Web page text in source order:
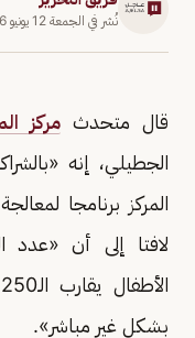
نُشر في الجمعة 12 يونيو 2026
قال متحدث مركز
الجطيلي، إنه
المركز برنامجا
لافتا إلى أن
بشكل غير مباشر».